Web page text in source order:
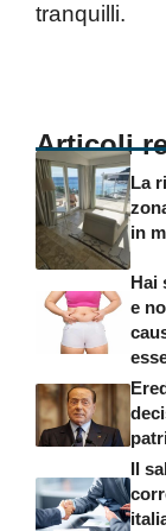
tranquilli.
Articoli
La
in
Hai
e
Il